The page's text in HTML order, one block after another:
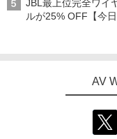
JBL最上位完全ワイ
ルが25% OFF【今
AV